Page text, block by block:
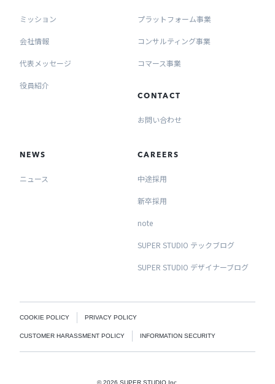
ミッション
会社情報
代表メッセージ
役員紹介
プラットフォーム事業
コンサルティング事業
コマース事業
NEWS
ニュース
CAREERS
中途採用
新卒採用
note
SUPER STUDIO テックブログ
SUPER STUDIO デザイナーブログ
CONTACT
お問い合わせ
©2026 SUPER STUDIO Inc.
COOKIE POLICY PRIVACY POLICY
CUSTOMER HARASSMENT POLICY INFORMATION SECURITY